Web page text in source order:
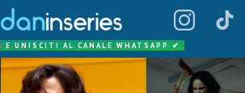
E UNISCITI AL CANALE WHATSAPP ✔